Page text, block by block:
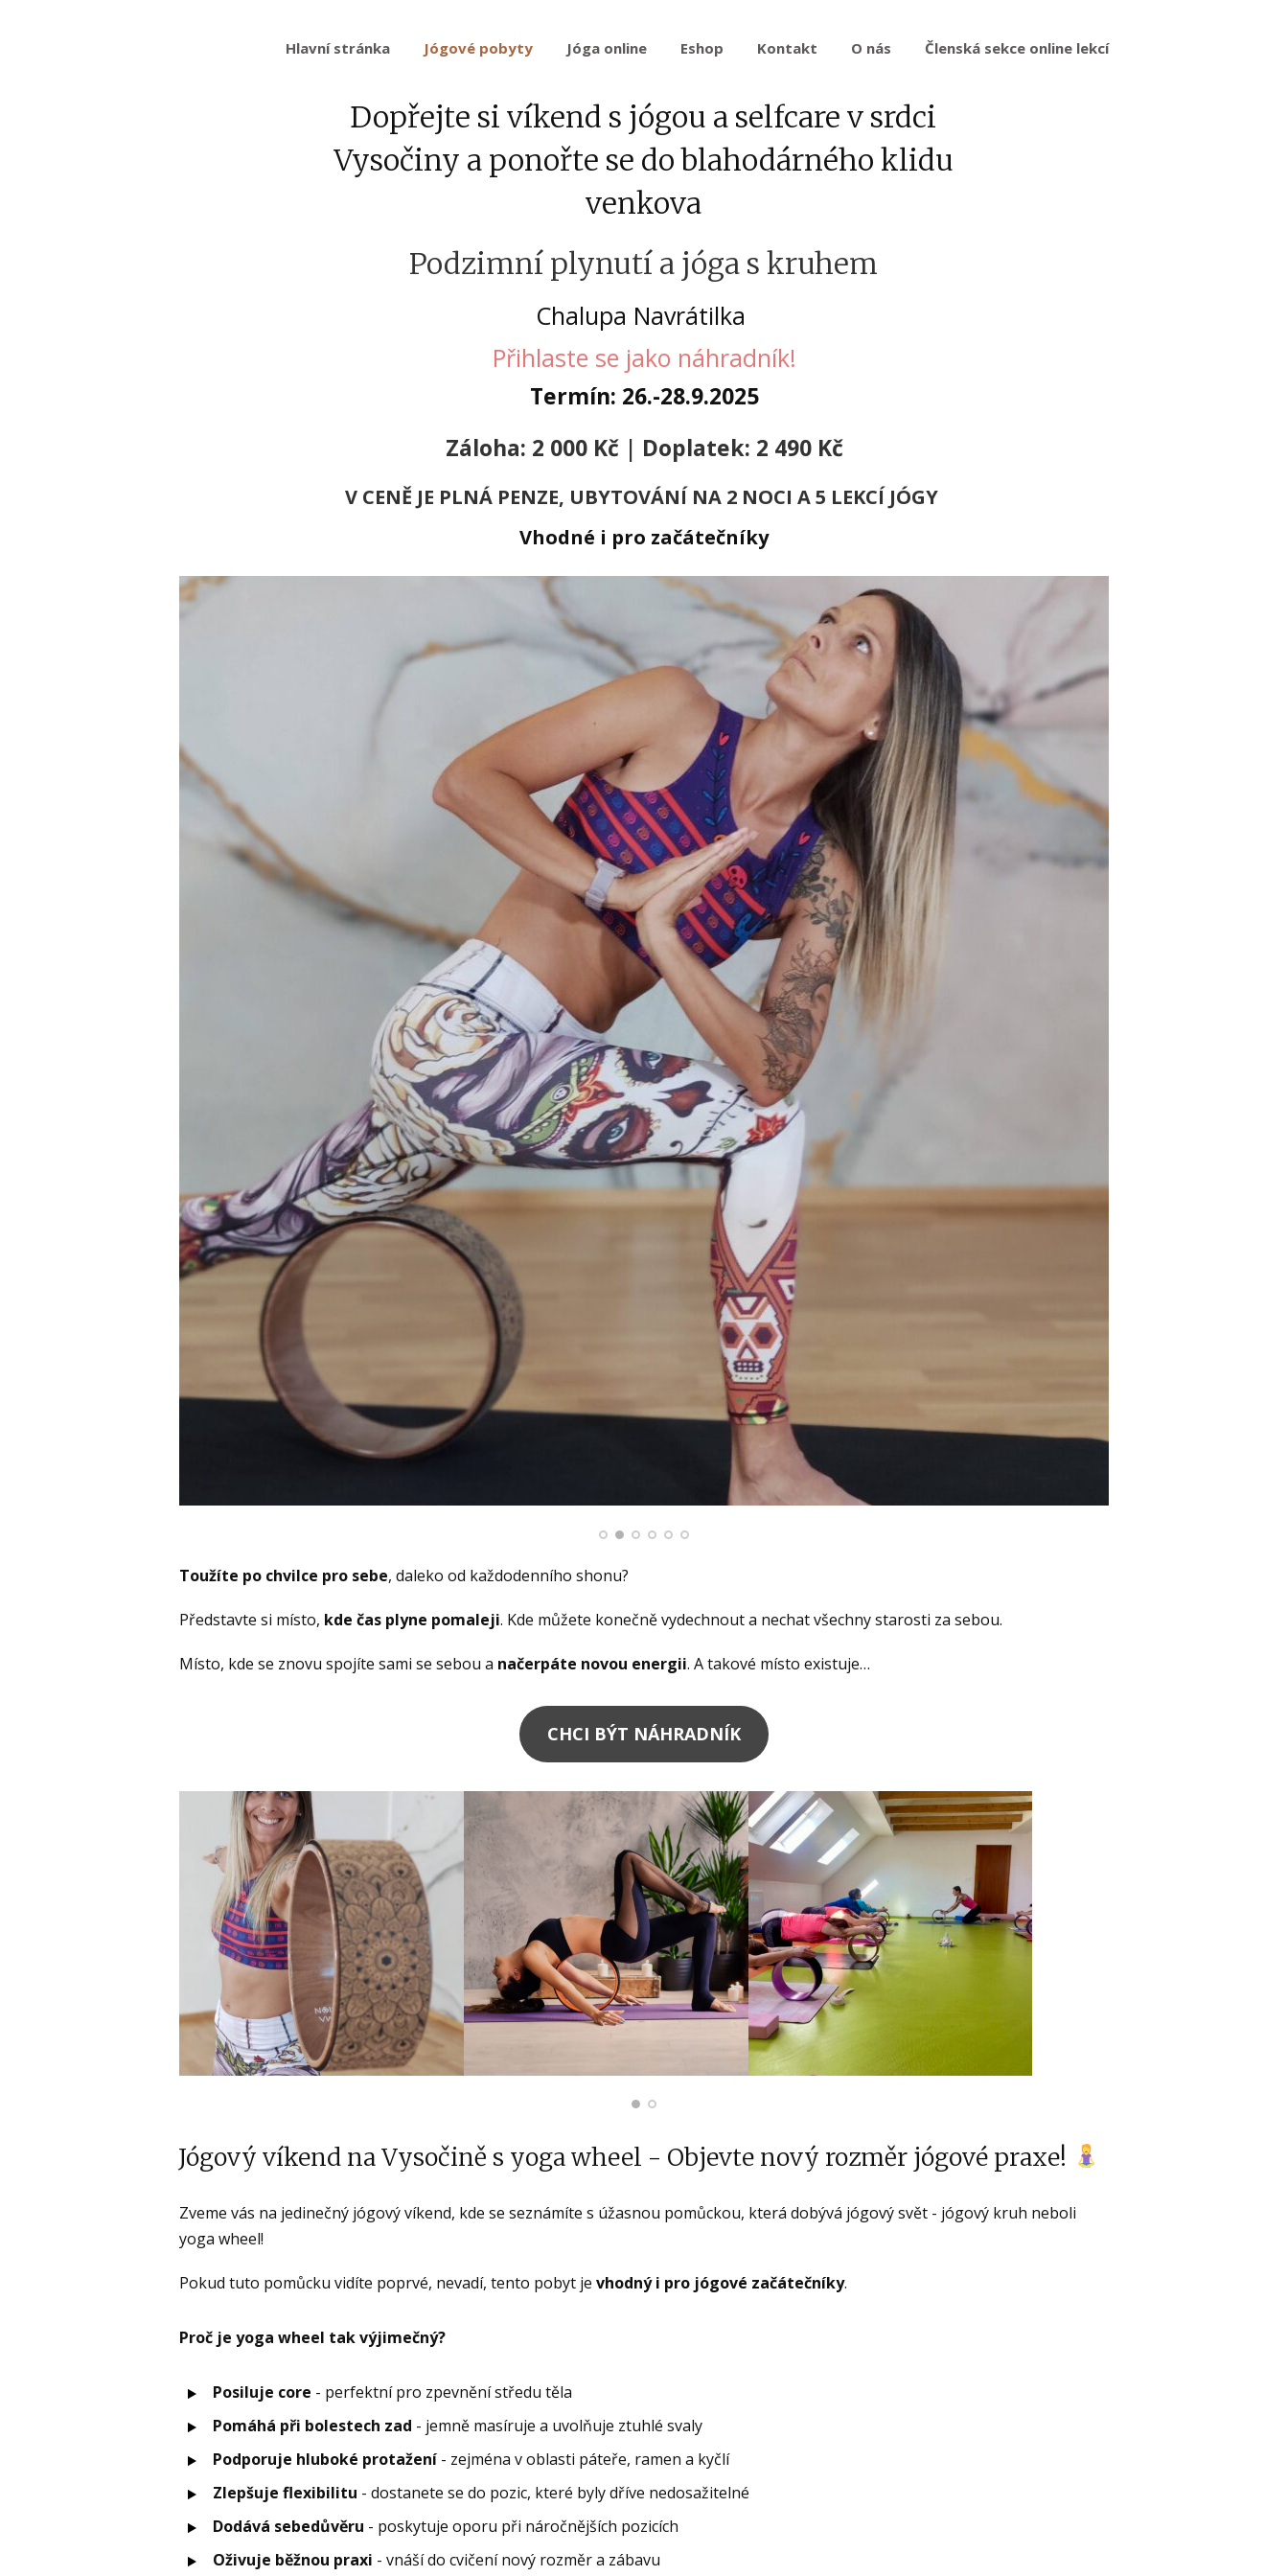
Hlavní stránka Jógové pobyty Jóga online Eshop Kontakt O nás Členská sekce online lekcí
Dopřejte si víkend s jógou a selfcare v srdci
Vysočiny a ponořte se do blahodárného klidu
venkova
Podzimní plynutí a jóga s kruhem
Chalupa Navrátilka
Přihlaste se jako náhradník!
Termín: 26.-28.9.2025
Záloha: 2 000 Kč| Doplatek: 2 490 Kč
V CENĚ JE PLNÁ PENZE, UBYTOVÁNÍ NA 2 NOCI A 5 LEKCÍ JÓGY
Vhodné i pro začátečníky
Toužíte po chvilce pro sebe, daleko od každodenního shonu?
Představte si místo, kde čas plyne pomaleji. Kde můžete konečně vydechnout a nechat všechny starosti za sebou.
Místo, kde se znovu spojíte sami se sebou a načerpáte novou energii. A takové místo existuje…
CHCI BÝT NÁHRADNÍK
Jógový víkend na Vysočině s yoga wheel - Objevte nový rozměr jógové praxe!
Zveme vás na jedinečný jógový víkend, kde se seznámíte s úžasnou pomůckou, která dobývá jógový svět - jógový kruh neboli
yoga wheel!
Pokud tuto pomůcku vidíte poprvé, nevadí, tento pobyt je vhodný i pro jógové začátečníky.
Proč je yoga wheel tak výjimečný?
Posiluje core - perfektní pro zpevnění středu těla
Pomáhá při bolestech zad - jemně masíruje a uvolňuje ztuhlé svaly
Podporuje hluboké protažení - zejména v oblasti páteře, ramen a kyčlí
Zlepšuje flexibilitu - dostanete se do pozic, které byly dříve nedosažitelné
Dodává sebedůvěru - poskytuje oporu při náročnějších pozicích
Oživuje běžnou praxi - vnáší do cvičení nový rozměr a zábavu